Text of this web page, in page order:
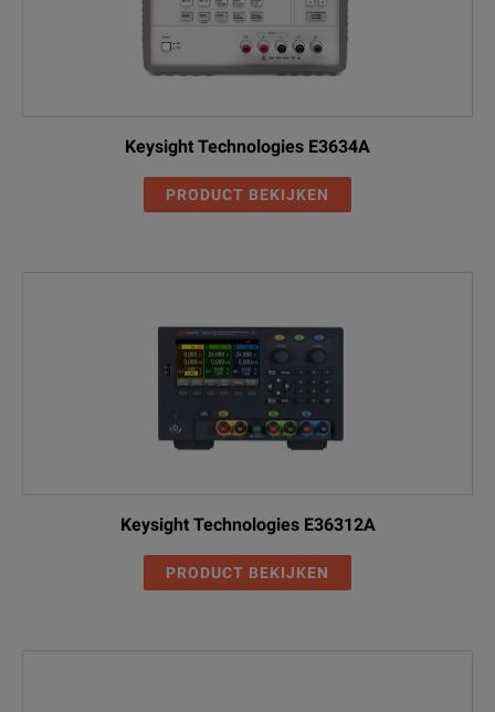
Keysight Technologies E3634A
PRODUCT BEKIJKEN
Keysight Technologies E36312A
PRODUCT BEKIJKEN